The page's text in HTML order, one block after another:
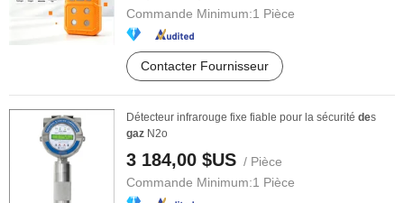
Commande Minimum:1 Pièce
Contacter Fournisseur
Détecteur infrarouge fixe fiable pour la sécurité des
gaz N2o
3 184,00 $US / Pièce
Commande Minimum:1 Pièce